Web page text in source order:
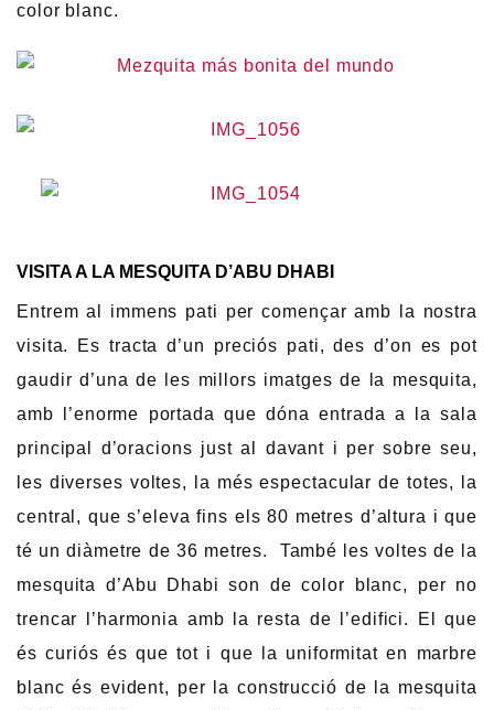
color blanc.
VISITA A LA MESQUITA D’ABU DHABI
Entrem al immens pati per començar amb la nostra
visita. Es tracta d’un preciós pati, des d’on es pot
gaudir d’una de les millors imatges de la mesquita,
amb l’enorme portada que dóna entrada a la sala
principal d’oracions just al davant i per sobre seu,
les diverses voltes, la més espectacular de totes, la
central, que s’eleva fins els 80 metres d’altura i que
té un diàmetre de 36 metres. També les voltes de la
mesquita d’Abu Dhabi son de color blanc, per no
trencar l’harmonia amb la resta de l’edifici. El que
és curiós és que tot i que la uniformitat en marbre
blanc és evident, per la construcció de la mesquita